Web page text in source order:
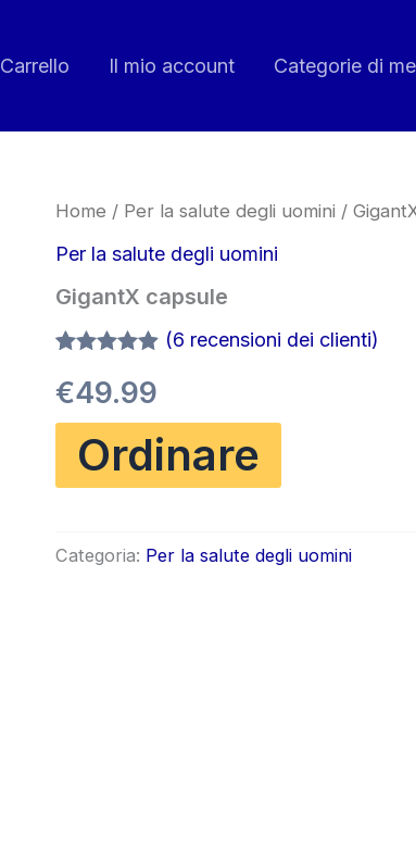
Carrello Il mio account Categorie di
Home / Per la salute degli uomini /
Per la salute degli uomini
GigantX capsule
4.83 su 5
su base
di
recensioni
(6 recensioni dei clienti)
€49.99
Ordinare
Categoria: Per la salute degli uomini